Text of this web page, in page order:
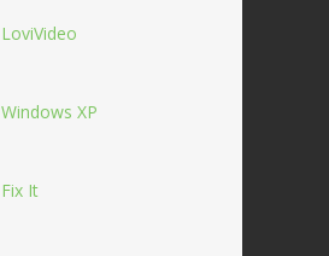
LoviVideo
Windows XP
Fix It